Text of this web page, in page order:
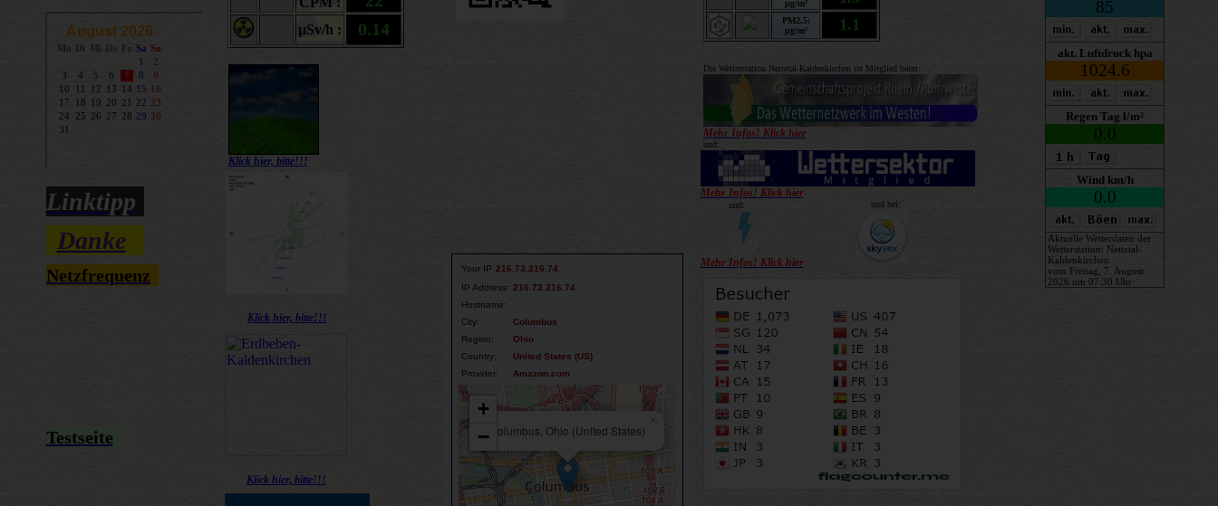
Linktipp
Danke
Netzfrequenz
Testseite
Klick hier, bitte!!!
Klick hier, bitte!!!
Klick hier, bitte!!!
Die Wetterstation Nettetal-Kaldenkirchen ist Mitglied beim:
Mehr Infos! Klick hier
und:
Mehr Infos! Klick hier
und:
Mehr Infos! Klick hier
und bei: